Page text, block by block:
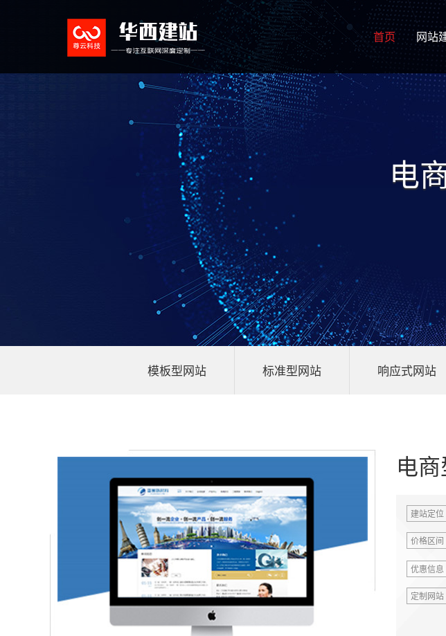
首页 网站
电
模板型网站 标准型网站 响应式网站
电
建站定位
价格区间
优惠信息
定制网站